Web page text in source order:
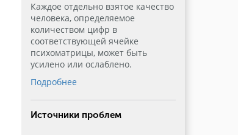
Каждое отдельно взятое качество
человека, определяемое
количеством цифр в
соответствующей ячейке
психоматрицы, может быть
усилено или ослаблено.
Подробнее
Источники проблем